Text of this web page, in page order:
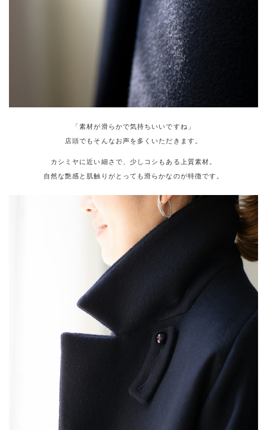
「素材が滑らかで気持ちいいですね」
店頭でもそんなお声を多くいただきます。
カシミヤに近い細さで、少しコシもある上質素材。
自然な艶感と肌触りがとっても滑らかなのが特徴です。